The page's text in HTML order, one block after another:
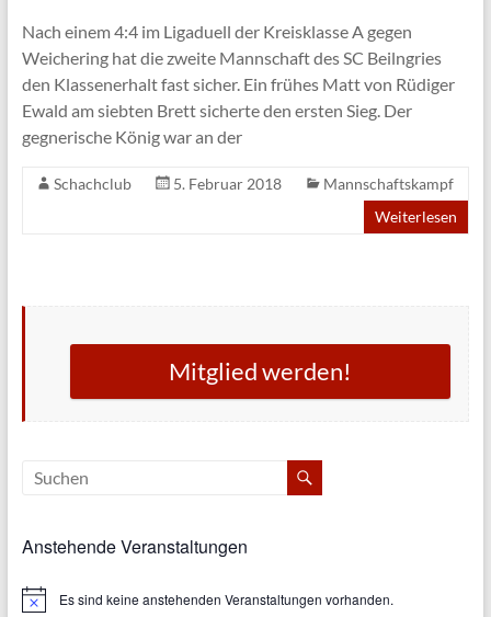
Nach einem 4:4 im Ligaduell der Kreisklasse A gegen
Weichering hat die zweite Mannschaft des SC Beilngries
den Klassenerhalt fast sicher. Ein frühes Matt von Rüdiger
Ewald am siebten Brett sicherte den ersten Sieg. Der
gegnerische König war an der
Schachclub 5. Februar 2018
Mannschaftskampf
Weiterlesen
Mitglied werden!
Anstehende Veranstaltungen
H
Es sind keine anstehenden Veranstaltungen vorhanden.